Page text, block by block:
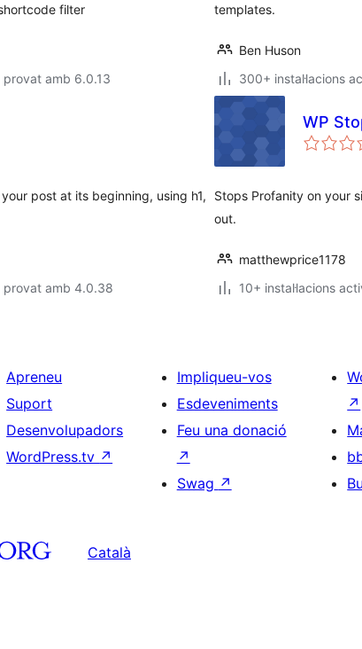
filter
provat amb 6.0.13
templates.
Ben Huson
300+ instal·lacions
post at its beginning, using h1,
provat amb 4.0.38
WP
Stops Profanity on your
out.
matthewprice1178
10+ instal·lacions
Apreneu
Suport
Desenvolupadors
WordPress.tv ↗
Impliqueu-vos
Esdeveniments
Feu una donació
↗
Swag ↗
↗
Català